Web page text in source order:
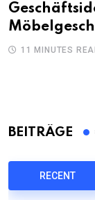
11 MINUTES
BEITRÄGE
RECENT